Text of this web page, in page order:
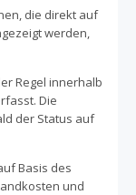
die direkt auf
werden,
Regel innerhalb
Die
der Status auf
Basis des
und